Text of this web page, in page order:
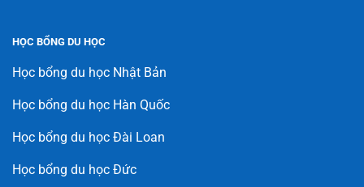
HỌC BỔNG DU HỌC
Học bổng du học Nhật Bản
Học bổng du học Hàn Quốc
Học bổng du học Đài Loan
Học bổng du học Đức